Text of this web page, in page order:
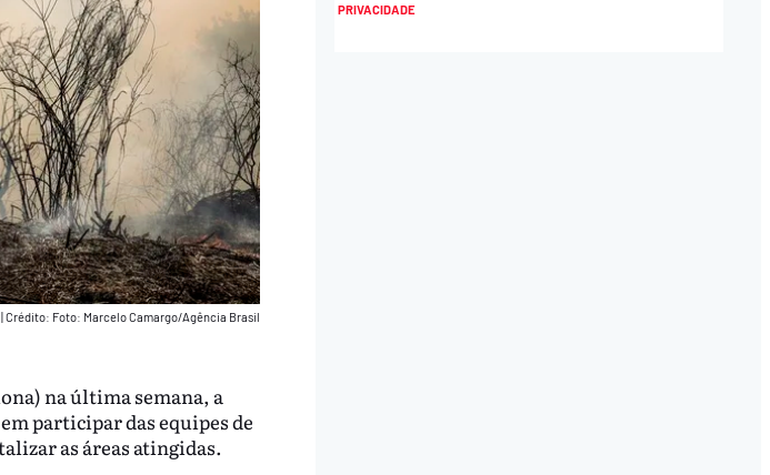
Crédito: Foto: Marcelo Camargo/Agência Brasil
na última semana, a
participar das equipes de
as áreas atingidas.
PRIVACIDADE